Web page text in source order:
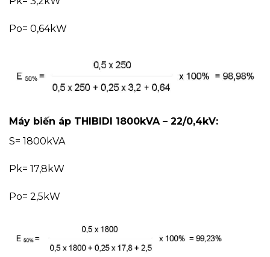
Po= 0,64kW
Máy biến áp THIBIDI 1800kVA – 22/0,4kV:
S= 1800kVA
Pk= 17,8kW
Po= 2,5kW